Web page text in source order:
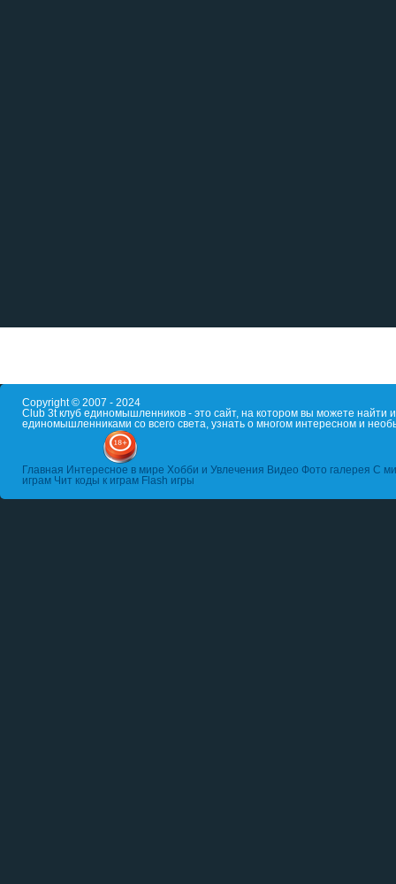
Copyright © 2007 - 2024
Club 3t клуб единомышленников - это сайт, на котором вы можете
единомышленниками со всего света, узнать о многом интересном и
Главная Интересное в мире Хобби и Увлечения Видео Фото галерея С
играм Чит коды к играм Flash игры